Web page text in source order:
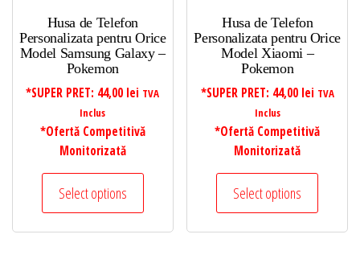
Husa de Telefon
Personalizata pentru Orice
Model Samsung Galaxy –
Pokemon
*SUPER PRET: 44,00 lei TVA
Inclus
*Ofertă Competitivă
Monitorizată
Select options
Husa de Telefon
Personalizata pentru Orice
Model Xiaomi –
Pokemon
*SUPER PRET: 44,00 lei TVA
Inclus
*Ofertă Competitivă
Monitorizată
Select options